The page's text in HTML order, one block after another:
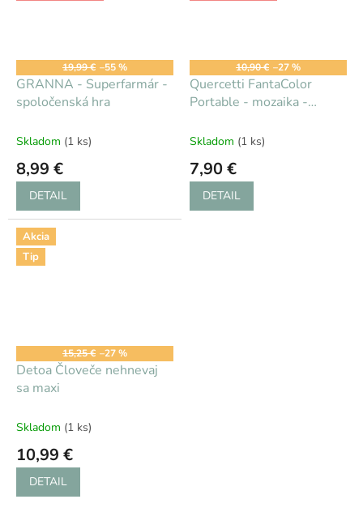
19,99 € –55 %
GRANNA - Superfarmár -
spoločenská hra
Skladom (1 ks)
8,99 €
DETAIL
10,90 € –27 %
Quercetti FantaColor
Portable - mozaika -
Skladom (1 ks)
7,90 €
DETAIL
Akcia
Tip
15,25 € –27 %
Detoa Človeče nehnevaj
sa maxi
Skladom (1 ks)
10,99 €
DETAIL